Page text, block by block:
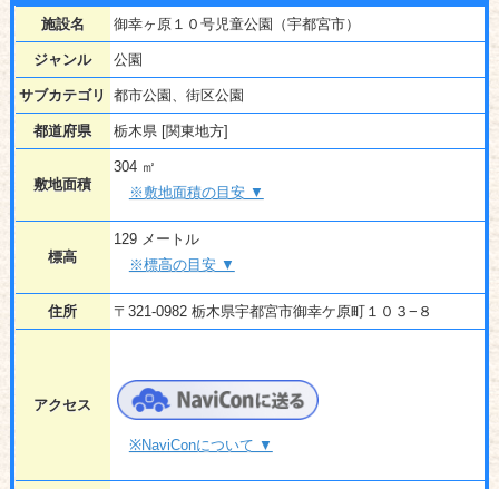
施設名 御幸ヶ原１０号児童公園（宇都宮市）
ジャンル 公園
サブカテゴリ 都市公園、街区公園
都道府県 栃木県 [関東地方]
敷地面積
304 ㎡
※敷地面積の目安 ▼
標高
129 メートル
※標高の目安 ▼
住所 〒321-0982 栃木県宇都宮市御幸ケ原町１０３−８
アクセス
※NaviConについて ▼